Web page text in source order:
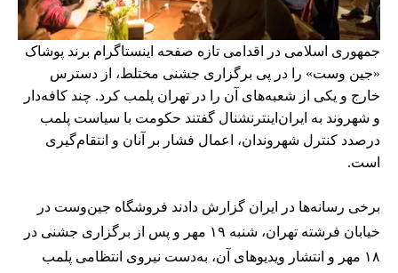
جمهوری اسلامی در اقدامی تازه صفحه اینستاگرام برند پوشاک
«جین وست» را در پی برگزاری جشنی مختلط، از دسترس
خارج و یکی از شعبه‌های آن را در تهران پلمب کرد. چند کافه‌‌دار
و شهروند به ایران‌اینترنشنال گفتند حکومت با سیاست پلمب
درصدد کنترل شهروندان، اعمال فشار بر آنان و انتقام‌گیری
است.
برخی رسانه‌ها در ایران گزارش دادند فروشگاه جین‌وست در
خیابان فرشته تهران، شنبه ۱۹ مهر و پس از برگزاری جشنی در
۱۸ مهر و انتشار ویدیوهای آن، به‌دست نیروی انتظامی پلمب